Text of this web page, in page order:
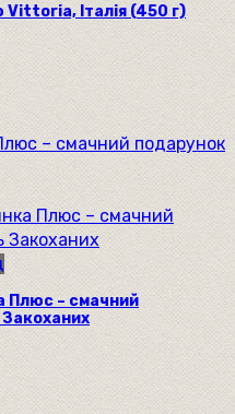
Vittoria, Італія (450 г)
Плюс – смачний